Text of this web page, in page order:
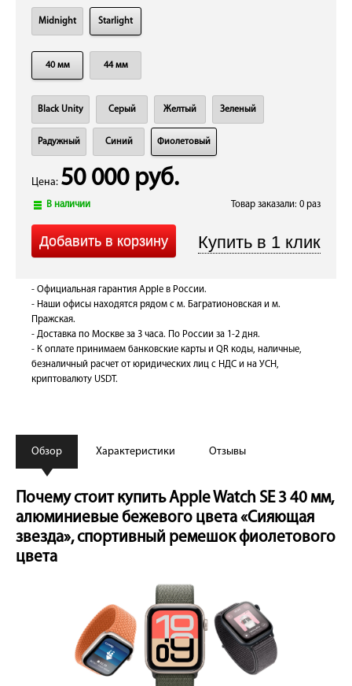
Midnight Starlight
40 мм 44 мм
Black Unity Cерый Желтый Зеленый
Радужный Синий Фиолетовый
Цена: 50 000 руб.
В наличии Товар заказали: 0 раз
- Официальная гарантия Apple в России.
- Наши офисы находятся рядом с м. Багратионовская и м.
Пражская.
- Доставка по Москве за 3 часа. По России за 1-2 дня.
- К оплате принимаем банковские карты и QR коды, наличные,
безналичный расчет от юридических лиц с НДС и на УСН,
криптовалюту USDT.
Обзор Характеристики Отзывы
Почему стоит купить Apple Watch SE 3 40 мм,
алюминиевые бежевого цвета «Сияющая
звезда», спортивный ремешок фиолетового
цвета